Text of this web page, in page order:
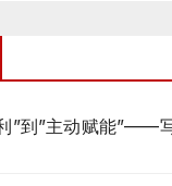
”到”主动赋能”——